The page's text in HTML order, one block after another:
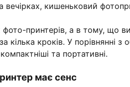
кишеньковий
фото-принтерів, а в тому, що
кілька кроків. У порівнянні
та портативні.
має сенс